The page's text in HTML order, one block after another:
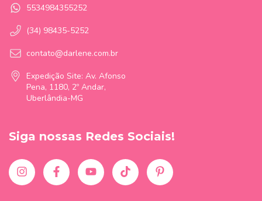
5534984355252
(34) 98435-5252
contato@darlene.com.br
Expedição Site: Av. Afonso
Pena, 1180, 2º Andar,
Uberlândia-MG
Siga nossas Redes Sociais!